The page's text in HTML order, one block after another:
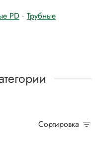
PD · Трубные
Сортировка